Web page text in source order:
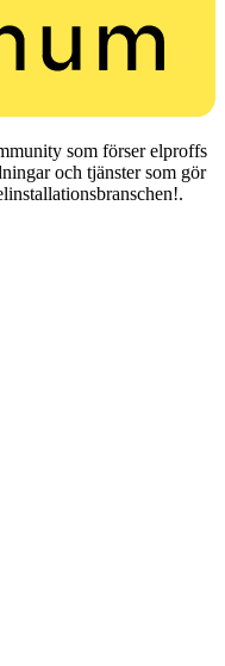
som förser elproffs
och tjänster som gör